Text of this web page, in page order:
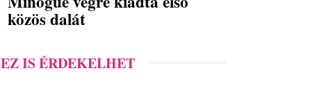
közös dalát
EZ IS ÉRDEKELHET